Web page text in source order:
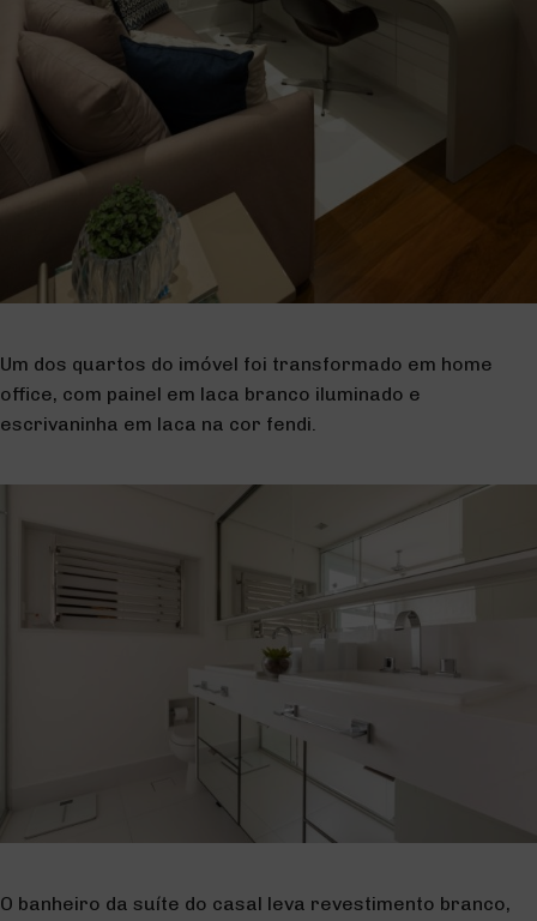
Um dos quartos do imóvel foi transformado em home
office, com painel em laca branco iluminado e
escrivaninha em laca na cor fendi.
O banheiro da suíte do casal leva revestimento branco,